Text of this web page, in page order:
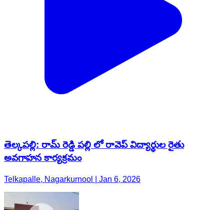
తెల్కపల్లి: రామ్ రెడ్డి పల్లి లో రావెప్ విద్యార్థుల రైతు
అవగాహన కార్యక్రమం
Telkapalle, Nagarkurnool | Jan 6, 2026